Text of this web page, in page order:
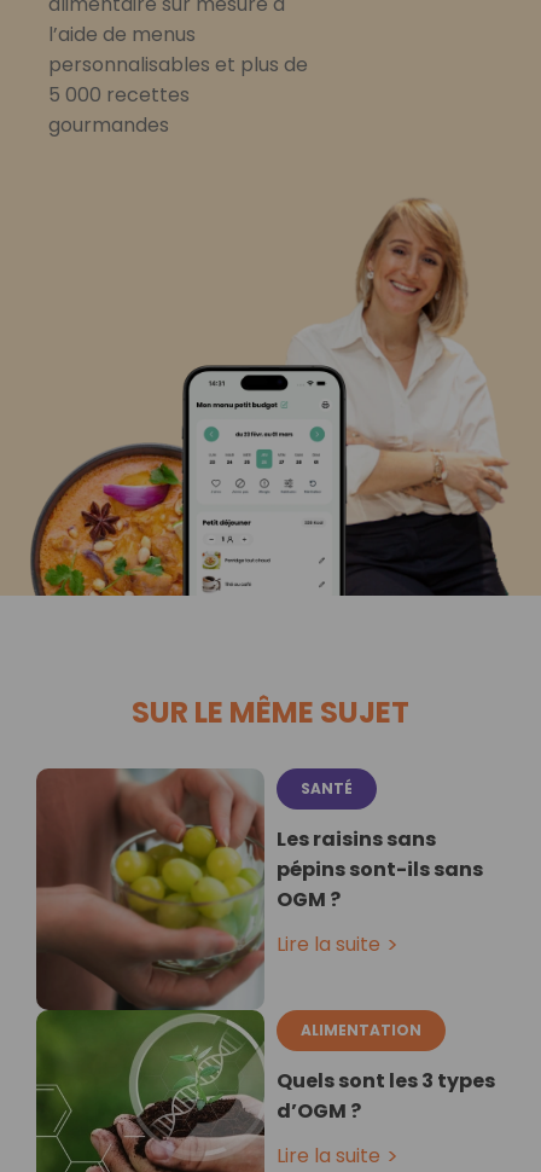
l’aide de menus
personnalisables et plus de
5 000 recettes
gourmandes
SUR LE MÊME SUJET
SANTÉ
Les raisins sans
pépins sont-ils sans
OGM ?
Lire la suite
ALIMENTATION
Quels sont les 3 types
d’OGM ?
Lire la suite